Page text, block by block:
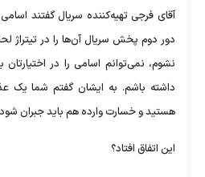
آقای فرجی تهیه‌کننده سریال گفتند
دور دوم پخش سریال آن‌ها را در تیتراژ
نشوم، نمی‌توانم اسامی را در
داشته باشم. به ایشان گفتم شما یک
هستید و خسارت وارده هم باید جبران
این اتفاق افتاد؟